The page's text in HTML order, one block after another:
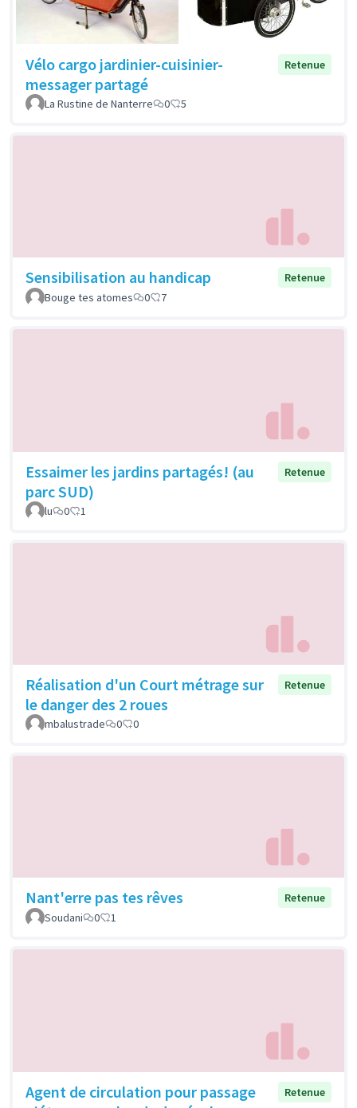
Vélo cargo jardinier-cuisinier-
messager partagé
Retenue
La Rustine de Nanterre 0 5
Sensibilisation au handicap
Retenue
Bouge tes atomes
0 7
Essaimer les jardins partagés! (au
parc SUD)
Retenue
lu 0 1
Réalisation d'un Court métrage sur
le danger des 2 roues
Retenue
mbalustrade 0 0
Nant'erre pas tes rêves
Retenue
Soudani
0 1
Agent de circulation pour passage
Retenue